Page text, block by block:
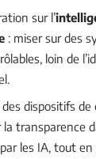
sur l’
: miser sur des
loin de
dispositifs
la transparence
les IA, tout